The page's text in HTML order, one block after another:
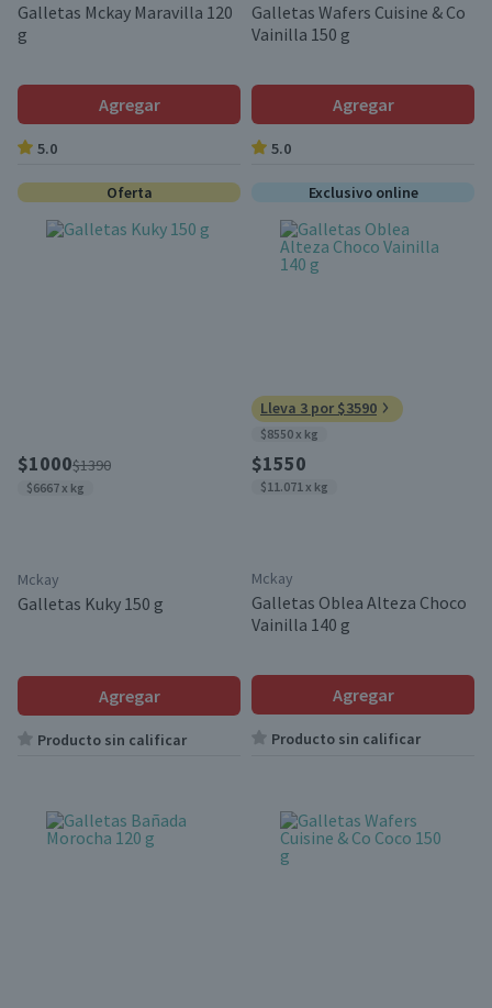
Galletas Mckay Maravilla 120
g
Agregar
5.0
Galletas Wafers Cuisine & Co
Vainilla 150 g
Agregar
5.0
Oferta
$1000$1390
$6667 x kg
Mckay
Galletas Kuky 150 g
Agregar
Producto sin calificar
Exclusivo online
Lleva 3 por $3590
$8550 x kg
$1550
$11.071 x kg
Mckay
Galletas Oblea Alteza Choco
Vainilla 140 g
Agregar
Producto sin calificar